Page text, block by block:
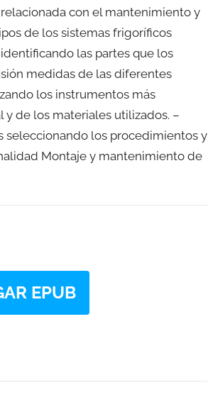
con el mantenimiento y
de los sistemas frigoríficos
las partes que los
medidas de las diferentes
los instrumentos más
y de los materiales utilizados. –
seleccionando los procedimientos y
Montaje y mantenimiento de
EPUB